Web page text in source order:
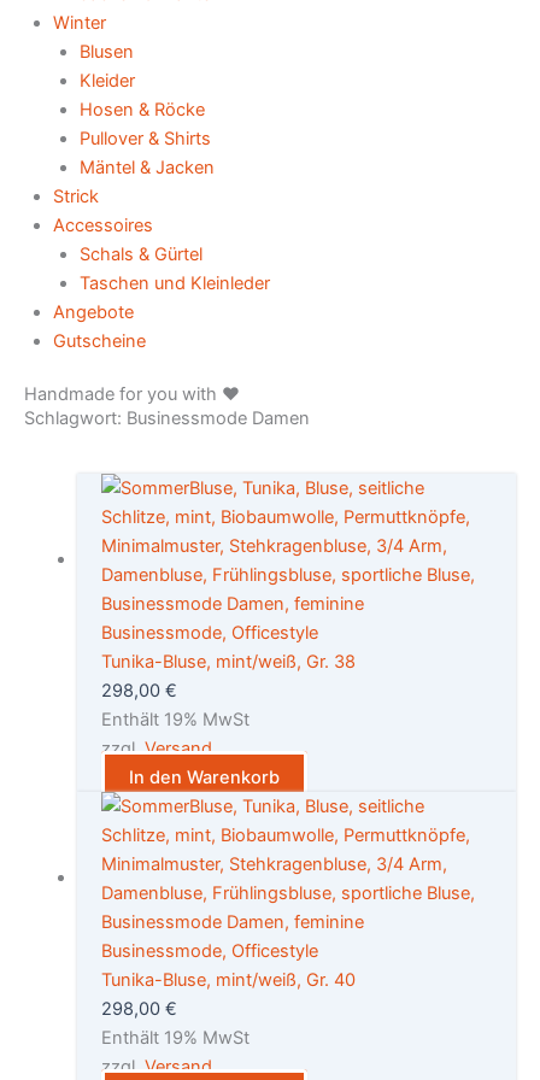
Winter
Blusen
Kleider
Hosen & Röcke
Pullover & Shirts
Mäntel & Jacken
Strick
Accessoires
Schals & Gürtel
Taschen und Kleinleder
Angebote
Gutscheine
Handmade for you with ♥️
Schlagwort: Businessmode Damen
Tunika-Bluse, mint/weiß, Gr. 38
298,00 €
Enthält 19% MwSt
zzgl. Versand
In den Warenkorb
Tunika-Bluse, mint/weiß, Gr. 40
298,00 €
Enthält 19% MwSt
zzgl. Versand